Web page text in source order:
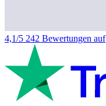
4,1/5 242 Bewertungen auf